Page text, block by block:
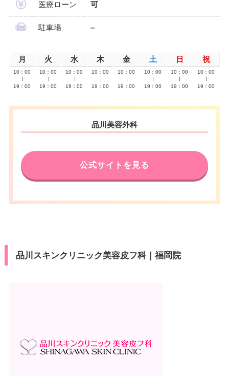
医療ローン 可
駐車場 –
月 火 水 木 金 土 日 祝
10：00
19：00
10：00
19：00
10：00
19：00
10：00
19：00
10：00
19：00
10：00
19：00
10：00
19：00
10：00
19：00
品川美容外科
公式サイトを見る
品川スキンクリニック美容皮フ科｜福岡院